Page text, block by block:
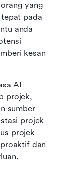
yang
pada
anda
kesan
AI
projek,
sumber
projek
projek
dan